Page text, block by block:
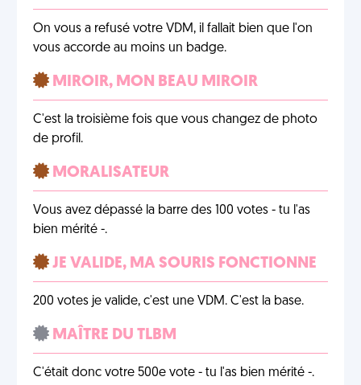
On vous a refusé votre VDM, il fallait bien que l'on
vous accorde au moins un badge.
MIROIR, MON BEAU MIROIR
C'est la troisième fois que vous changez de photo
de profil.
MORALISATEUR
Vous avez dépassé la barre des 100 votes - tu l'as
bien mérité -.
JE VALIDE, MA SOURIS FONCTIONNE
200 votes je valide, c'est une VDM. C'est la base.
MAÎTRE DU TLBM
C'était donc votre 500e vote - tu l'as bien mérité -.